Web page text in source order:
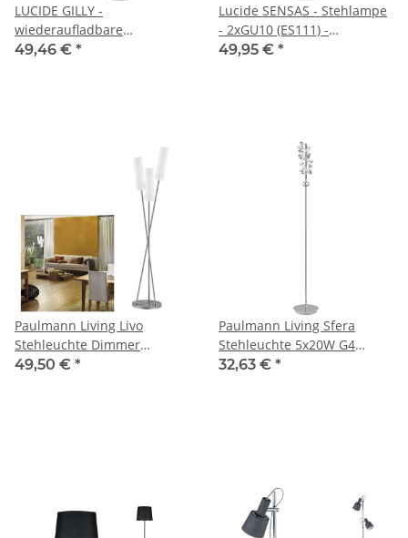
LUCIDE GILLY -
wiederaufladbare
Stehlampe Mit Leselampe -
49,46 € *
Lucide SENSAS - Stehlampe
- 2xGU10 (ES111) -
Weiß_indoor
49,95 € *
Paulmann Living Livo
Stehleuchte Dimmer
max.3x40W E27 Eisen
49,50 € *
Paulmann Living Sfera
Stehleuchte 5x20W G4
Chrom transparent
32,63 € *